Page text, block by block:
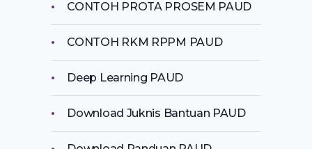
CONTOH PROTA PROSEM PAUD
CONTOH RKM RPPM PAUD
Deep Learning PAUD
Download Juknis Bantuan PAUD